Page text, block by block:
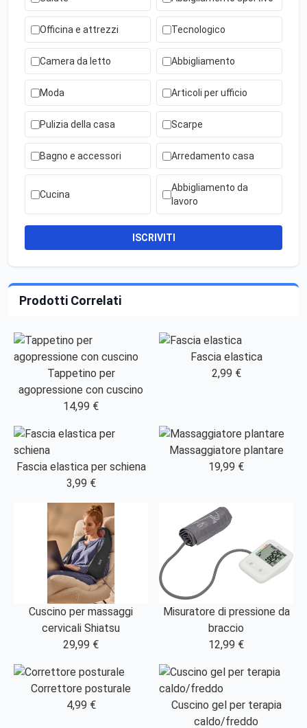
Officina e attrezzi Tecnologico
Camera da letto Abbigliamento
Moda Articoli per ufficio
Pulizia della casa Scarpe
Bagno e accessori Arredamento casa
Cucina
Abbigliamento da
lavoro
ISCRIVITI
Prodotti Correlati
Tappetino per
agopressione con cuscino
14,99 €
Fascia elastica
2,99 €
Fascia elastica per schiena
3,99 €
Massaggiatore plantare
19,99 €
Cuscino per massaggi
cervicali Shiatsu
29,99 €
Misuratore di pressione da
braccio
12,99 €
Correttore posturale
4,99 €
Cuscino gel per terapia
caldo/freddo